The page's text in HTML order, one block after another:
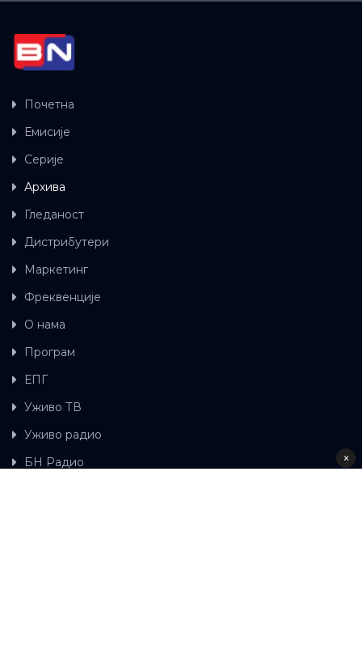
Почетна
Емисије
Серије
Архива
Гледаност
Дистрибутери
Маркетинг
Фреквенције
О нама
Програм
ЕПГ
Уживо ТВ
Уживо радио
БН Радио
×